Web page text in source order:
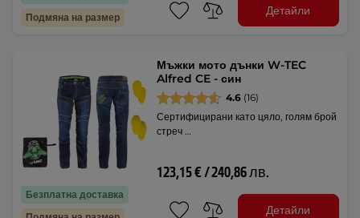
Подмяна на размер
Детайли
Безплатна доставка
Мъжки мото дънки W-TEC
Alfred CE - син
4.6 (16)
Сертифицирани като цяло, голям брой
стреч …
123,15 € / 240,86 лв.
Детайли